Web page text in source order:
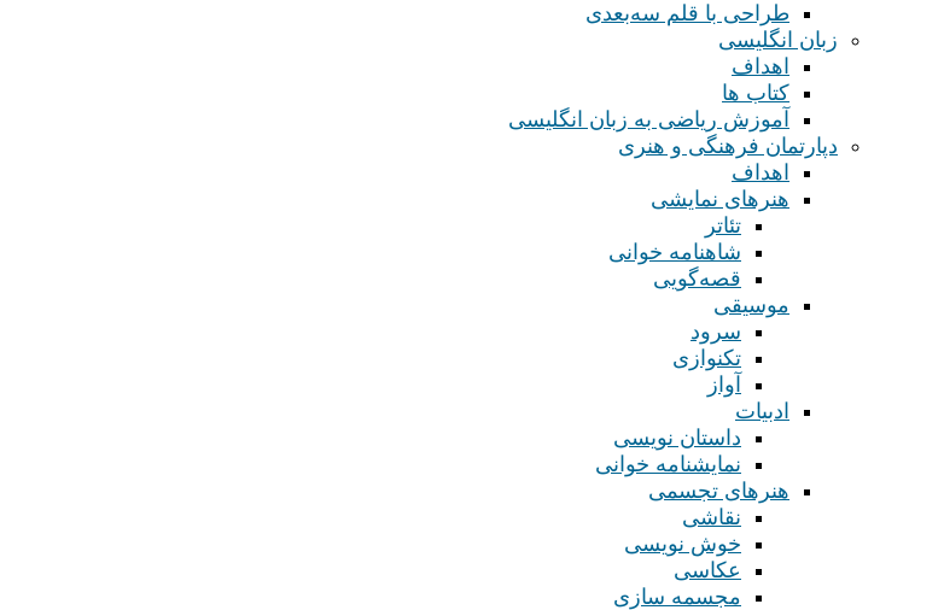
طراحی با قلم سه‌بعدی
زبان انگلیسی
اهداف
کتاب ها
آموزش ریاضی به زبان انگلیسی
دپارتمان فرهنگی و هنری
اهداف
هنرهای نمایشی
تئاتر
شاهنامه خوانی
قصه‌گویی
موسیقی
سرود
تکنوازی
آواز
ادبیات
داستان نویسی
نمایشنامه خوانی
هنرهای تجسمی
نقاشی
خوش نویسی
عکاسی
مجسمه سازی